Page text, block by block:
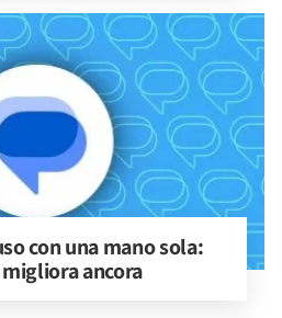
con una mano sola:
ancora